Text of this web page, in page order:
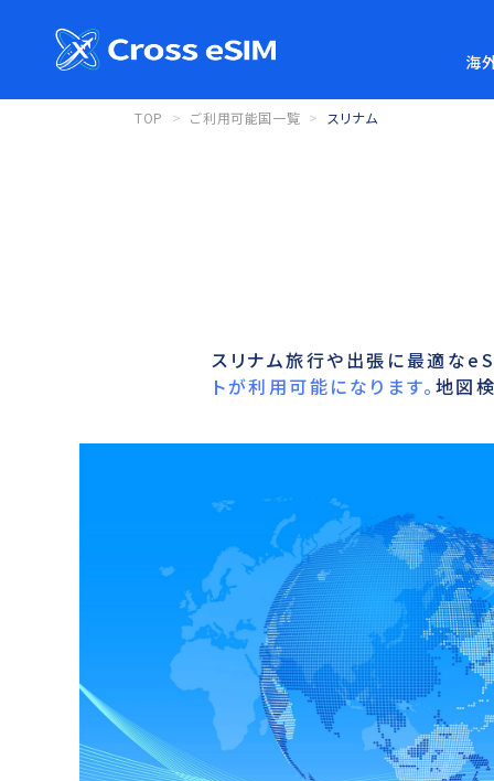
海
TOP ご利用可能国一覧 スリナム
スリナム旅行や出張に最適な
トが利用可能になります。 地図